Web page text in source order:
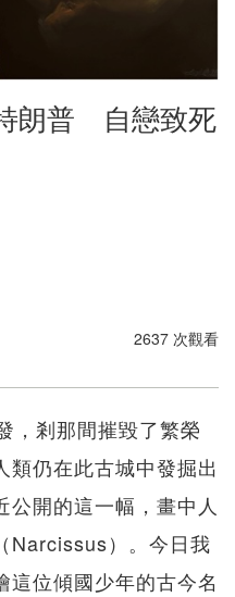
朗普 自戀致死
2637 次觀看
，剎那間摧毀了繁榮
類仍在此古城中發掘出
開的這一幅，畫中人
Narcissus）。今日我
位傾國少年的古今名